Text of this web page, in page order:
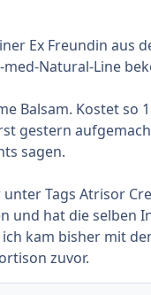
Ex Freundin aus
med-Natural-Line
Balsam. Kostet so
gestern
sagen.
Tags Atrisor
und hat die selben
kam bisher mit
zuvor.